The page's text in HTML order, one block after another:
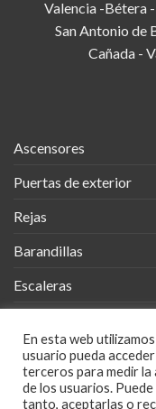
Valencia -Bétera
San Antonio de
Cañada -
Ascensores
Puertas de exterior
Rejas
Barandillas
Escaleras
Cobertizos
Mueble Metálico
En esta web
usuario pueda
terceros para medir la
de los usuarios.
tanto, aceptarlas o